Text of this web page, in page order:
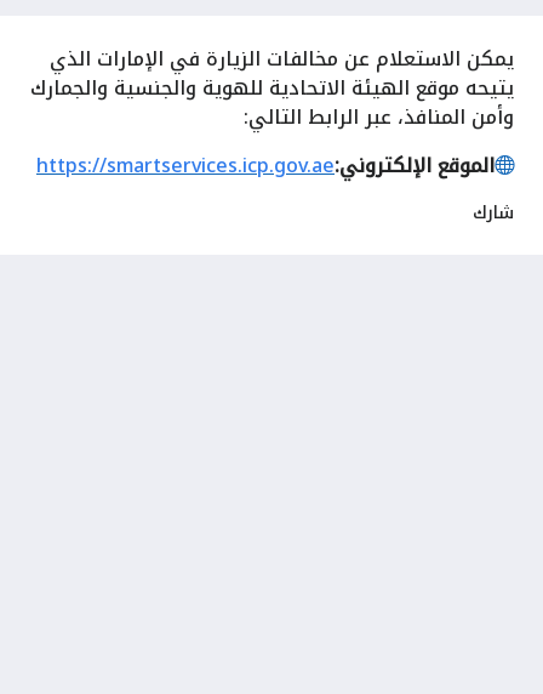
يمكن الاستعلام عن مخالفات الزيارة في الإمارات الذي
يتيحه موقع الهيئة الاتحادية للهوية والجنسية والجمارك
وأمن المنافذ، عبر الرابط التالي:
الموقع الإلكتروني:https://smartservices.icp.gov.ae
شارك